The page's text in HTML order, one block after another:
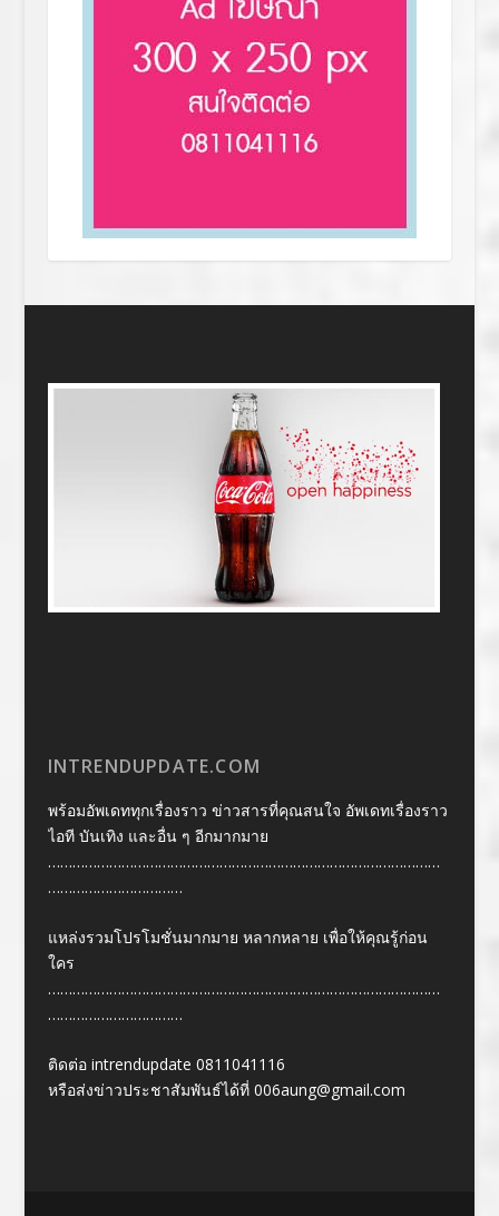
INTRENDUPDATE.COM
พร้อมอัพเดททุกเรื่องราว ข่าวสารที่คุณสนใจ อัพเดทเรื่องราว
ไอที บันเทิง และอื่น ๆ อีกมากมาย
……………………………………………………………………………………
……………………………
แหล่งรวมโปรโมชั่นมากมาย หลากหลาย เพื่อให้คุณรู้ก่อน
ใคร
……………………………………………………………………………………
……………………………
ติดต่อ intrendupdate 0811041116
หรือส่งข่าวประชาสัมพันธ์ได้ที่ 006aung@gmail.com